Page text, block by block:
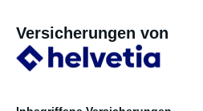
Versicherungen von